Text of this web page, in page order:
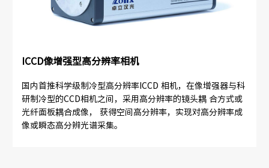
ICCD像增强型高分辨率相机
国内首推科学级制冷型高分辨率ICCD 相机，在像增强器与科
研制冷型的CCD相机之间，采用高分辨率的镜头耦 合方式或
光纤面板耦合成像， 获得空间高分辨率，实现对高分辨率成
像或瞬态高分辨光谱采集。